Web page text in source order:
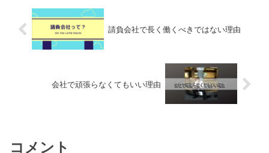
https://t.co/R9Bk8NU3dq
ゃん (@9614_nagasaki)
請負会社で長く働くべきではない理由
会社で頑張らなくてもいい理由
コメント